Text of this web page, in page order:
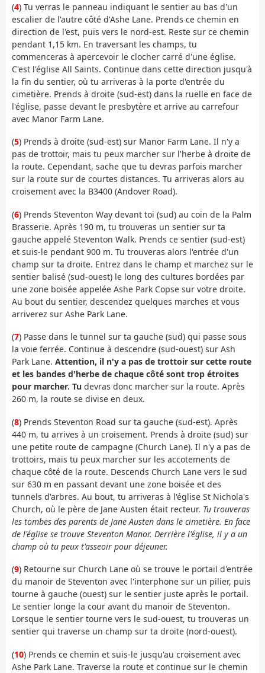
(4) Tu verras le panneau indiquant le sentier au bas d'un
escalier de l'autre côté d'Ashe Lane. Prends ce chemin en
direction de l'est, puis vers le nord-est. Reste sur ce chemin
pendant 1,15 km. En traversant les champs, tu
commenceras à apercevoir le clocher carré d'une église.
C'est l'église All Saints. Continue dans cette direction jusqu'à
la fin du sentier, où tu arriveras à la porte d'entrée du
cimetière. Prends à droite (sud-est) dans la ruelle en face de
l'église, passe devant le presbytère et arrive au carrefour
avec Manor Farm Lane.
(5) Prends à droite (sud-est) sur Manor Farm Lane. Il n'y a
pas de trottoir, mais tu peux marcher sur l'herbe à droite de
la route. Cependant, sache que tu devras parfois marcher
sur la route sur de courtes distances. Tu arriveras alors au
croisement avec la B3400 (Andover Road).
(6) Prends Steventon Way devant toi (sud) au coin de la Palm
Brasserie. Après 190 m, tu trouveras un sentier sur ta
gauche appelé Steventon Walk. Prends ce sentier (sud-est)
et suis-le pendant 900 m. Tu trouveras alors l'entrée d'un
champ sur ta droite. Entrez dans le champ et marchez sur le
sentier balisé (sud-ouest) le long des cultures bordées par
une zone boisée appelée Ashe Park Copse sur votre droite.
Au bout du sentier, descendez quelques marches et vous
arriverez sur Ashe Park Lane.
(7) Passe dans le tunnel sur ta gauche (sud) qui passe sous
la voie ferrée. Continue à descendre (sud-ouest) sur Ash
Park Lane. Attention, il n'y a pas de trottoir sur cette route
et les bandes d'herbe de chaque côté sont trop étroites
pour marcher. Tu devras donc marcher sur la route. Après
260 m, la route se divise en deux.
(8) Prends Steventon Road sur ta gauche (sud-est). Après
440 m, tu arrives à un croisement. Prends à droite (sud) sur
une petite route de campagne (Church Lane). Il n'y a pas de
trottoirs, mais tu peux marcher sur les accotements de
chaque côté de la route. Descends Church Lane vers le sud
sur 630 m en passant devant une zone boisée et des
tunnels d'arbres. Au bout, tu arriveras à l'église St Nichola's
Church, où le père de Jane Austen était recteur. Tu trouveras
les tombes des parents de Jane Austen dans le cimetière. En face
de l'église se trouve Steventon Manor. Derrière l'église, il y a un
champ où tu peux t'asseoir pour déjeuner.
(9) Retourne sur Church Lane où se trouve le portail d'entrée
du manoir de Steventon avec l'interphone sur un pilier, puis
tourne à gauche (ouest) sur le sentier juste après le portail.
Le sentier longe la cour avant du manoir de Steventon.
Lorsque le sentier tourne vers le sud-ouest, tu trouveras un
sentier qui traverse un champ sur ta droite (nord-ouest).
(10) Prends ce chemin et suis-le jusqu'au croisement avec
Ashe Park Lane. Traverse la route et continue sur le chemin